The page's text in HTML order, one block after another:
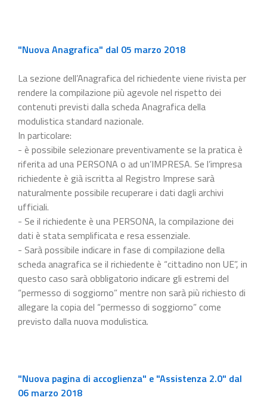
"Nuova Anagrafica" dal 05 marzo 2018
La sezione dell’Anagrafica del richiedente viene rivista per
rendere la compilazione più agevole nel rispetto dei
contenuti previsti dalla scheda Anagrafica della
modulistica standard nazionale.
In particolare:
- è possibile selezionare preventivamente se la pratica è
riferita ad una PERSONA o ad un’IMPRESA. Se l’impresa
richiedente è già iscritta al Registro Imprese sarà
naturalmente possibile recuperare i dati dagli archivi
ufficiali.
- Se il richiedente è una PERSONA, la compilazione dei
dati è stata semplificata e resa essenziale.
- Sarà possibile indicare in fase di compilazione della
scheda anagrafica se il richiedente è “cittadino non UE”, in
questo caso sarà obbligatorio indicare gli estremi del
“permesso di soggiorno” mentre non sarà più richiesto di
allegare la copia del “permesso di soggiorno” come
previsto dalla nuova modulistica.
"Nuova pagina di accoglienza" e "Assistenza 2.0" dal
06 marzo 2018